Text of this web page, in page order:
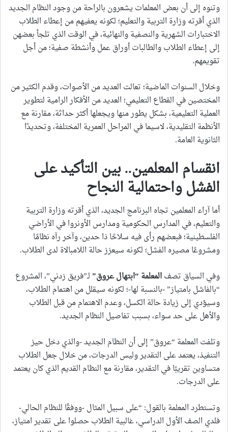
وتنوه إلى أن بعض المعلمات يشعرون بالراحة من وجود النظام الجديد
الذي أقرته وزارة التربية والتعليم؛ لكونه يعفيهم من إعطاء الطلاب
الاختبارات الشهرية والنصفية والنهائية، في الوقت الذي تلجأ بعضهن
إلى إعطاء الطلاب والطالبات أوراق عمل وأنشطة صفية؛ من أجل
تقويمهم.
وخلال السنوات الماضية؛ تعالت العديد من الأصوات، وقدم الكثير من
المختصين في القطاع التعليمي؛ العديد من الأفكار الرامية لتطوير
العملية التعليمية، بشكل يطور منها ويجعلها أكثر حداثة، مقارنة مع
الأنظمة التقليدية، لاسيما في المراحل العمرية المختلفة، وتحديدًا
الثانوية العامة.
انقسام المعلمين.. بين التأكيد على
الفشل واحتمالية النجاح
أما آراء المعلمين تجاه البرنامج الجديد، الذي أقرته وزارة التربية
والتعليم، في المدارس الحكومية ومدارس الأونروا في الأراضي
الفلسطينية؛ فبعضهم رأى فيه سلاحًا ذا حدين، وآخر رآه نظامًا
ومشروعًا مصيره الفشل؛ لكونه سيعزز حالة اللامبالاة لدى الطلاب.
وفي السياق تصفالمعلمة “ابتهال عروق”لـ”فريق زدني”، المشروع
“بالفاشل بامتياز” -بالنسبة لها-؛ لكونه سيقلل من اهتمام الطلاب،
وسيؤدي إلى زيادة حالة الكسل، وعدم الاهتمام من قبل الطلاب
والأهل على حد سواء، بسبب تفاصيل النظام الجديد.
وتلفت المعلمة “عروق” إلى أن النظام الجديد -والذي دخل حيز
التنفيذ، يعتمد على التقدير وليس الدرجات، من خلال جعل الطلاب
متساوين تقريبًا في التقدير، مقارنة مع النظام القديم الذي كان يعتمد
على الدرجات.
وتستطرد المعلمة بالقول: “على سبيل المثال -ووفقًا للنظام الحالي-
فلدي الصف الأول الدراسي، غالبية الطلاب حصلوا على تقدير امتياز،